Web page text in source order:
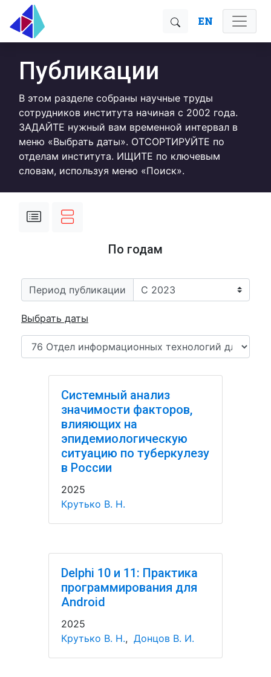
EN
Публикации
В этом разделе собраны научные труды
сотрудников института начиная с 2002 года.
ЗАДАЙТЕ нужный вам временной интервал в
меню «Выбрать даты». ОТСОРТИРУЙТЕ по
отделам института. ИЩИТЕ по ключевым
словам, используя меню «Поиск».
По годам
Период публикации
Выбрать даты
Системный анализ
значимости факторов,
влияющих на
эпидемиологическую
ситуацию по туберкулезу
в России
2025
Крутько В. Н.
Delphi 10 и 11: Практика
программирования для
Android
2025
Крутько В. Н., Донцов В. И.